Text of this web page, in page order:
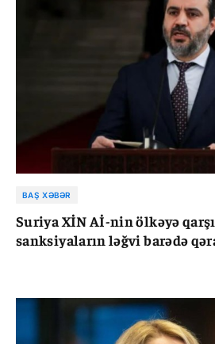
BAŞ XƏBƏR
Suriya XİN Aİ-nin ölkəyə
sanksiyaların ləğvi barədə